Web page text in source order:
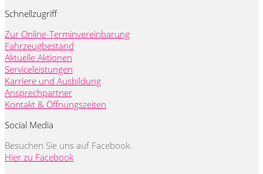
Schnellzugriff
Zur Online-Terminvereinbarung
Fahrzeugbestand
Aktuelle Aktionen
Serviceleistungen
Karriere und Ausbildung
Ansprechpartner
Kontakt & Öffnungszeiten
Social Media
Besuchen Sie uns auf Facebook.
Hier zu Facebook